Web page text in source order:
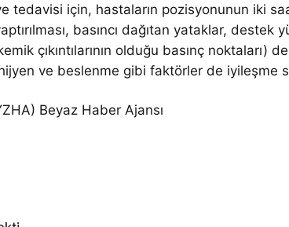
tedavisi için, hastaların pozisyonunun iki
basıncı dağıtan yataklar, destek
çıkıntılarının olduğu basınç noktaları)
hijyen ve beslenme gibi faktörler de iyileşme
Beyaz Haber Ajansı